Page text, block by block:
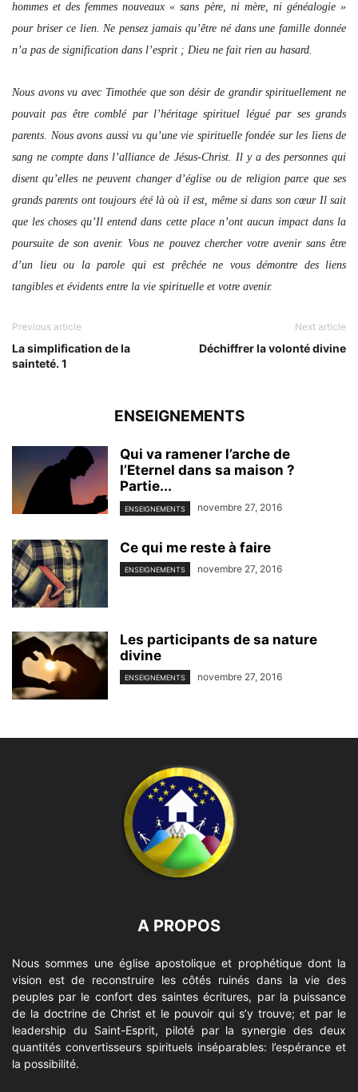
hommes et des femmes nouveaux « sans père, ni mère, ni généalogie »
pour briser ce lien. Ne pensez jamais qu’être né dans une famille donnée
n’a pas de signification dans l’esprit ; Dieu ne fait rien au hasard.
Nous avons vu avec Timothée que son désir de grandir spirituellement ne
pouvait pas être comblé par l’héritage spirituel légué par ses grands
parents. Nous avons aussi vu qu’une vie spirituelle fondée sur les liens de
sang ne compte dans l’alliance de Jésus-Christ. Il y a des personnes qui
disent qu’elles ne peuvent changer d’église ou de religion parce que ses
grands parents ont toujours été là où il est, même si dans son cœur Il sait
que les choses qu’Il entend dans cette place n’ont aucun impact dans la
poursuite de son avenir. Vous ne pouvez chercher votre avenir sans être
d’un lieu ou la parole qui est prêchée ne vous démontre des liens
tangibles et évidents entre la vie spirituelle et votre avenir.
Previous article
La simplification de la
sainteté. 1
Next article
Déchiffrer la volonté divine
ENSEIGNEMENTS
Qui va ramener l’arche de
l’Eternel dans sa maison ?
Partie...
ENSEIGNEMENTS novembre 27, 2016
Ce qui me reste à faire
ENSEIGNEMENTS novembre 27, 2016
Les participants de sa nature
divine
ENSEIGNEMENTS novembre 27, 2016
A PROPOS
Nous sommes une église apostolique et prophétique dont la
vision est de reconstruire les côtés ruinés dans la vie des
peuples par le confort des saintes écritures, par la puissance
de la doctrine de Christ et le pouvoir qui s’y trouve; et par le
leadership du Saint-Esprit, piloté par la synergie des deux
quantités convertisseurs spirituels inséparables: l’espérance et
la possibilité.